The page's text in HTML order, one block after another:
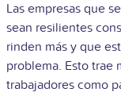
Las empresas que
sean resilientes
rinden más y que
problema. Esto trae
trabajadores como